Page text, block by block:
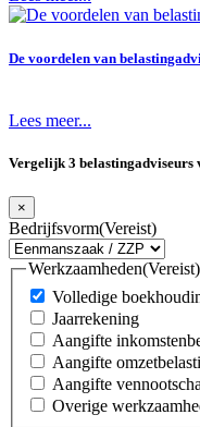
De voordelen van
Lees meer...
Vergelijk 3 belastingadviseurs
×
Bedrijfsvorm(Vereist)
Werkzaamheden(Vereist)
Volledige
Jaarrekening
Aangifte
Aangifte
Aangifte
Overige